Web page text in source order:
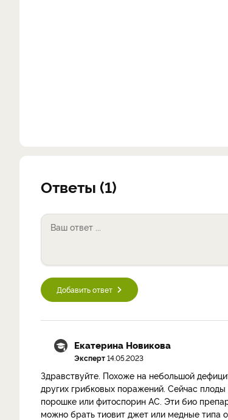
Ответы (1)
Добавить ответ
Екатерина Новикова
Эксперт14.05.2023
Здравствуйте. Похоже на небольшой
других грибковых поражений. Сейчас
порошке или фитоспорин АС. Эти био
можно брать тиовит джет или медные типа